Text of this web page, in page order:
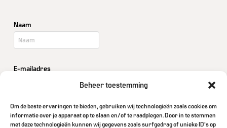
Beheer toestemming
Om de beste ervaringen te bieden, gebruiken wij technologieën zoals cookies om
informatie over je apparaat op te slaan en/of te raadplegen. Door in te stemmen
met deze technologieën kunnen wij gegevens zoals surfgedrag of unieke ID's op
Naam
E-mailadres
Bedrijf / Organisatie